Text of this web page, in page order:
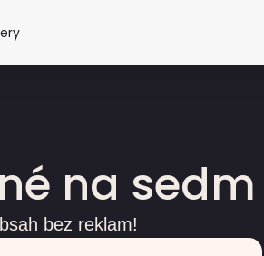
na
bez reklam!